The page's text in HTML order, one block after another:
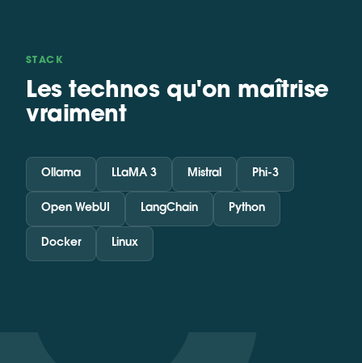
STACK
Les technos qu'on maîtrise
vraiment
Ollama LLaMA 3 Mistral Phi-3
Open WebUI LangChain Python
Docker Linux